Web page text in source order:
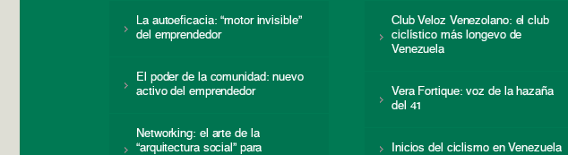
La autoeficacia: “motor invisible”
del emprendedor
El poder de la comunidad: nuevo
activo del emprendedor
Networking: el arte de la
“arquitectura social” para
Club Veloz Venezolano: el club
ciclístico más longevo de
Venezuela
Vera Fortique: voz de la hazaña
del 41
Inicios del ciclismo en Venezuela